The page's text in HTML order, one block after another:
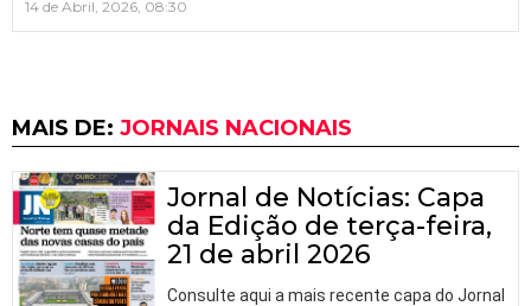
14 de Abril, 2026, 08:30
MAIS DE: JORNAIS NACIONAIS
Jornal de Notícias: Capa
da Edição de terça-feira,
21 de abril 2026
Consulte aqui a mais recente capa do Jornal